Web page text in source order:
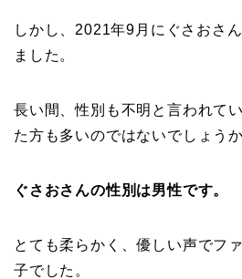
しかし、2021年9月にぐさおさ
ました。
長い間、性別も不明と言われて
た方も多いのではないでしょう
ぐさおさんの性別は男性です。
とても柔らかく、優しい声でフ
子でした。